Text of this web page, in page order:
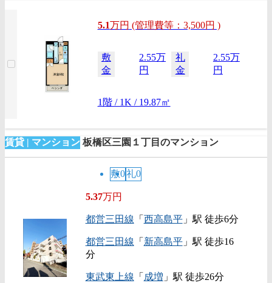
スタッフが対応致しますのでご希望...
5.1万円 (管理費等：3,500円 )
敷
金
2.55万
円
礼
金
2.55万
円
1階 / 1K / 19.87㎡
賃貸 | マンション 板橋区三園１丁目のマンション
敷0礼0
5.37万円
都営三田線 「 西高島平」駅 徒歩6分
都営三田線 「 新高島平」駅 徒歩16
分
東武東上線 「 成増 」駅 徒歩26分